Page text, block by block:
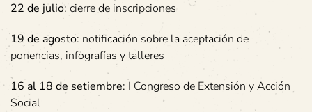
22 de julio: cierre de inscripciones
19 de agosto: notificación sobre la aceptación de
ponencias, infografías y talleres
16 al 18 de setiembre: I Congreso de Extensión y Acción
Social